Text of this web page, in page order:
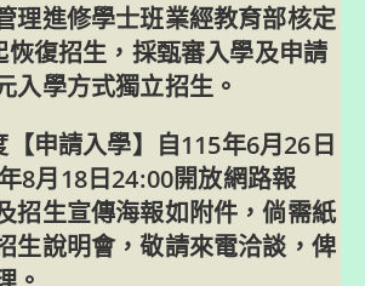
理進修學士班業經教育部核定
恢復招生，採甄審入學及申請
入學方式獨立招生。
申請入學】自115年6月26日
8月18日24:00開放網路報
招生宣傳海報如附件，倘需紙
生說明會，敬請來電洽談，俾